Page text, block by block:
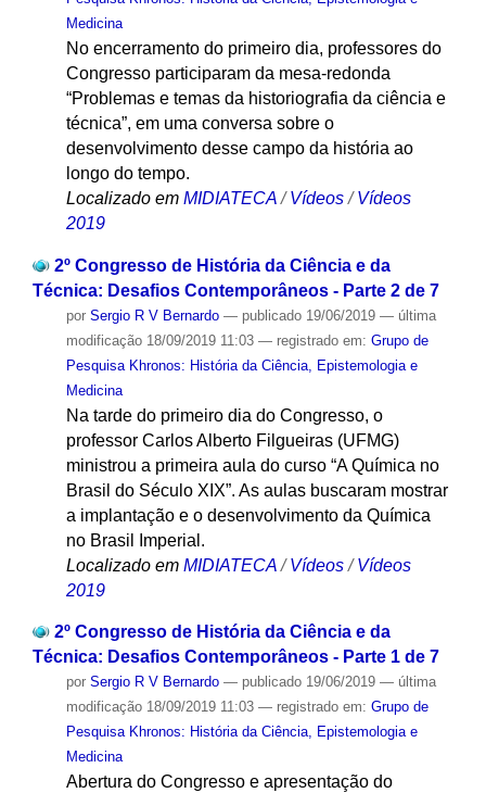
Medicina
No encerramento do primeiro dia, professores do
Congresso participaram da mesa-redonda
“Problemas e temas da historiografia da ciência e
técnica”, em uma conversa sobre o
desenvolvimento desse campo da história ao
longo do tempo.
Localizado em MIDIATECA /Vídeos /Vídeos
2019
2º Congresso de História da Ciência e da
Técnica: Desafios Contemporâneos - Parte 2 de 7
por Sergio R V Bernardo — publicado19/06/2019 — última
modificação18/09/2019 11:03 — registrado em: Grupo de
Pesquisa Khronos: História da Ciência, Epistemologia e
Medicina
Na tarde do primeiro dia do Congresso, o
professor Carlos Alberto Filgueiras (UFMG)
ministrou a primeira aula do curso “A Química no
Brasil do Século XIX”. As aulas buscaram mostrar
a implantação e o desenvolvimento da Química
no Brasil Imperial.
Localizado em MIDIATECA /Vídeos /Vídeos
2019
2º Congresso de História da Ciência e da
Técnica: Desafios Contemporâneos - Parte 1 de 7
por Sergio R V Bernardo — publicado19/06/2019 — última
modificação18/09/2019 11:03 — registrado em: Grupo de
Pesquisa Khronos: História da Ciência, Epistemologia e
Medicina
Abertura do Congresso e apresentação do